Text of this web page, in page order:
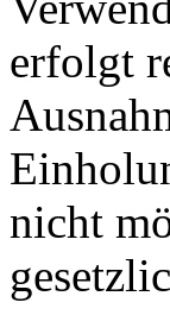
erfolgt
nicht